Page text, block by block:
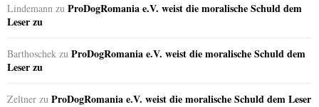
Lindemann zu ProDogRomania e.V. weist die moralische Schuld dem
Leser zu
Barthoschek zu ProDogRomania e.V. weist die moralische Schuld dem
Leser zu
Zeltner zu ProDogRomania e.V. weist die moralische Schuld dem Leser